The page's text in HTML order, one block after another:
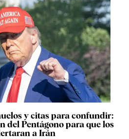
y citas para confundir:
del Pentágono para que los
a Irán